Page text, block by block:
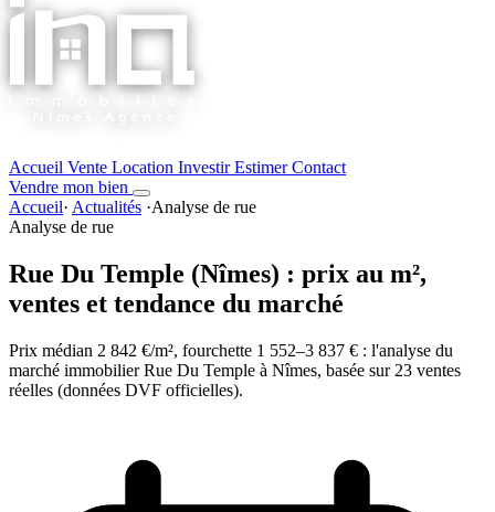
Accueil Vente Location InvestirEstimerContact
Vendre mon bien
Accueil· Actualités ·Analyse de rue
Analyse de rue
Rue Du Temple (Nîmes) : prix au m²,
ventes et tendance du marché
Prix médian 2 842 €/m², fourchette 1 552–3 837 € : l'analyse du
marché immobilier Rue Du Temple à Nîmes, basée sur 23 ventes
réelles (données DVF officielles).